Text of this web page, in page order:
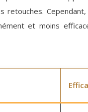
retouches.
et moins